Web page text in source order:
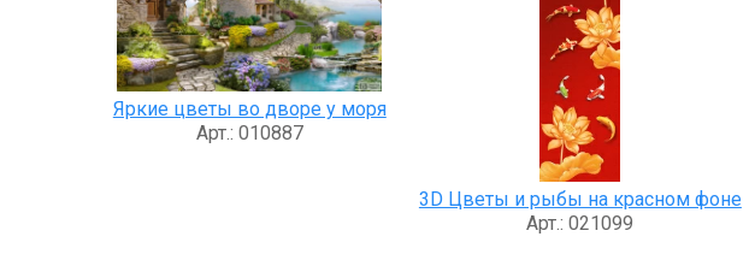
Яркие цветы во дворе у моря
Арт.: 010887
3D Цветы и рыбы на красном фоне
Арт.: 021099